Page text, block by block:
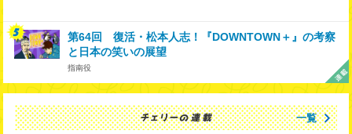
第64回 復活・松本人志！『DOWNTOWN＋』の考察
と日本の笑いの展望
指南役
一覧